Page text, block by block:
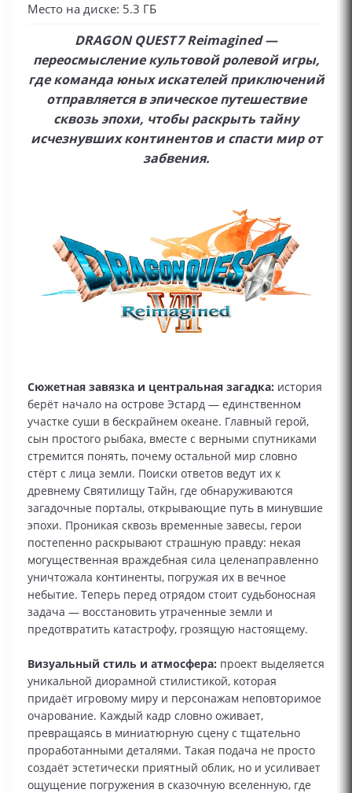
Место на диске: 5.3 ГБ
DRAGON QUEST 7 Reimagined —
переосмысление культовой ролевой игры,
где команда юных искателей приключений
отправляется в эпическое путешествие
сквозь эпохи, чтобы раскрыть тайну
исчезнувших континентов и спасти мир от
забвения.
Сюжетная завязка и центральная загадка: история
берёт начало на острове Эстард — единственном
участке суши в бескрайнем океане. Главный герой,
сын простого рыбака, вместе с верными спутниками
стремится понять, почему остальной мир словно
стёрт с лица земли. Поиски ответов ведут их к
древнему Святилищу Тайн, где обнаруживаются
загадочные порталы, открывающие путь в минувшие
эпохи. Проникая сквозь временные завесы, герои
постепенно раскрывают страшную правду: некая
могущественная враждебная сила целенаправленно
уничтожала континенты, погружая их в вечное
небытие. Теперь перед отрядом стоит судьбоносная
задача — восстановить утраченные земли и
предотвратить катастрофу, грозящую настоящему.
Визуальный стиль и атмосфера: проект выделяется
уникальной диорамной стилистикой, которая
придаёт игровому миру и персонажам неповторимое
очарование. Каждый кадр словно оживает,
превращаясь в миниатюрную сцену с тщательно
проработанными деталями. Такая подача не просто
создаёт эстетически приятный облик, но и усиливает
ощущение погружения в сказочную вселенную, где